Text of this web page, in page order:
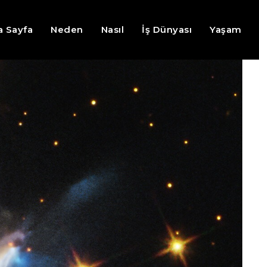
Sayfa Neden Nasıl İş Dünyası Yaşam